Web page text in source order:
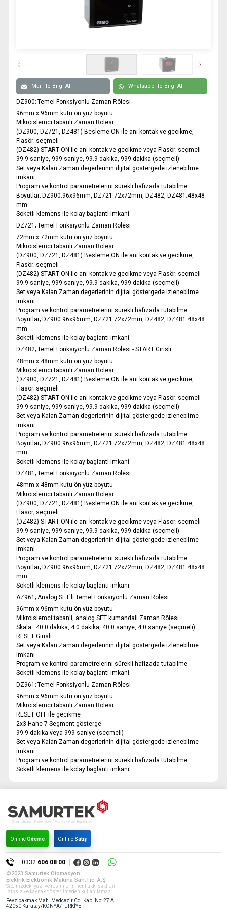
Tüm hakkı saklıdır. Sitemizde kullanılan tüm içerik ve görseller
SAmurtek Otomasyon’a ait olup izinsiz kullanımı hukuki yaptırıma tabidir.
Mail ile Bilgi Al Whatsapp ile Bilgi Al
DZ900; Temel Fonksiyonlu Zaman Rölesi
96mm x 96mm kutu ön yüz boyutu
Mikroislemci tabanli Zaman Rölesi
(DZ900, DZ721, DZ481) Besleme ON ile ani kontak ve gecikme,
Flasör; seçmeli
(DZ482) START ON ile ani kontak ve gecikme veya Flasör; seçmeli
99.9 saniye, 999 saniye, 99.9 dakika, 999 dakika (seçmeli)
Set veya Kalan Zaman degerlerinin dijital göstergede izlenebilme
imkani
Program ve kontrol parametrelerini sürekli hafizada tutabilme
Boyutlar; DZ900:96x96mm, DZ721:72x72mm, DZ482, DZ481:48x48
mm
Soketli klemens ile kolay baglanti imkani
DZ721; Temel Fonksiyonlu Zaman Rölesi
72mm x 72mm kutu ön yüz boyutu
Mikroislemci tabanli Zaman Rölesi
(DZ900, DZ721, DZ481) Besleme ON ile ani kontak ve gecikme,
Flasör; seçmeli
(DZ482) START ON ile ani kontak ve gecikme veya Flasör; seçmeli
99.9 saniye, 999 saniye, 99.9 dakika, 999 dakika (seçmeli)
Set veya Kalan Zaman degerlerinin dijital göstergede izlenebilme
imkani
Program ve kontrol parametrelerini sürekli hafizada tutabilme
Boyutlar; DZ900:96x96mm, DZ721:72x72mm, DZ482, DZ481:48x48
mm
Soketli klemens ile kolay baglanti imkani
DZ482; Temel Fonksiyonlu Zaman Rölesi - START Girisli
48mm x 48mm kutu ön yüz boyutu
Mikroislemci tabanli Zaman Rölesi
(DZ900, DZ721, DZ481) Besleme ON ile ani kontak ve gecikme,
Flasör; seçmeli
(DZ482) START ON ile ani kontak ve gecikme veya Flasör; seçmeli
99.9 saniye, 999 saniye, 99.9 dakika, 999 dakika (seçmeli)
Set veya Kalan Zaman degerlerinin dijital göstergede izlenebilme
imkani
Program ve kontrol parametrelerini sürekli hafizada tutabilme
Boyutlar; DZ900:96x96mm, DZ721:72x72mm, DZ482, DZ481:48x48
mm
Soketli klemens ile kolay baglanti imkani
DZ481; Temel Fonksiyonlu Zaman Rölesi
48mm x 48mm kutu ön yüz boyutu
Mikroislemci tabanli Zaman Rölesi
(DZ900, DZ721, DZ481) Besleme ON ile ani kontak ve gecikme,
Flasör; seçmeli
(DZ482) START ON ile ani kontak ve gecikme veya Flasör; seçmeli
99.9 saniye, 999 saniye, 99.9 dakika, 999 dakika (seçmeli)
Set veya Kalan Zaman degerlerinin dijital göstergede izlenebilme
imkani
Program ve kontrol parametrelerini sürekli hafizada tutabilme
Boyutlar; DZ900:96x96mm, DZ721:72x72mm, DZ482, DZ481:48x48
mm
Soketli klemens ile kolay baglanti imkani
AZ961; Analog SET'li Temel Fonksiyonlu Zaman Rölesi
96mm x 96mm kutu ön yüz boyutu
Mikroislemci tabanli, analog SET kumandali Zaman Rölesi
Skala : 40.0 dakika, 4.0 dakika, 40.0 saniye, 4.0 saniye (seçmeli)
RESET Girisli
Set veya Kalan Zaman degerlerinin dijital göstergede izlenebilme
imkani
Program ve kontrol parametrelerini sürekli hafizada tutabilme
Soketli klemens ile kolay baglanti imkani
DZ961; Temel Fonksiyonlu Zaman Rölesi
96mm x 96mm kutu ön yüz boyutu
Mikroislemci tabanli Zaman Rölesi
RESET OFF ile gecikme
2x3 Hane 7 Segment gösterge
99.9 dakika veya 999 saniye (seçmeli)
Set veya Kalan Zaman degerlerinin dijital göstergede izlenebilme
imkani
Program ve kontrol parametrelerini sürekli hafizada tutabilme
Soketli klemens ile kolay baglanti imkani
OnlineÖdeme Online Satış
©2023 Samurtek Otomasyon
Elektrik Elektronik Makina San.Tic. A.Ş
Sitemizdeki yazı ve resimlerin her hakkı saklıdır.
İzinsiz ve kaynak gösterilmeden kullanılamaz.
Fevziçakmak Mah. Medcezir Cd. Kapı No: 27 A,
42050 Karatay/KONYA/TÜRKİYE
0332 606 08 00